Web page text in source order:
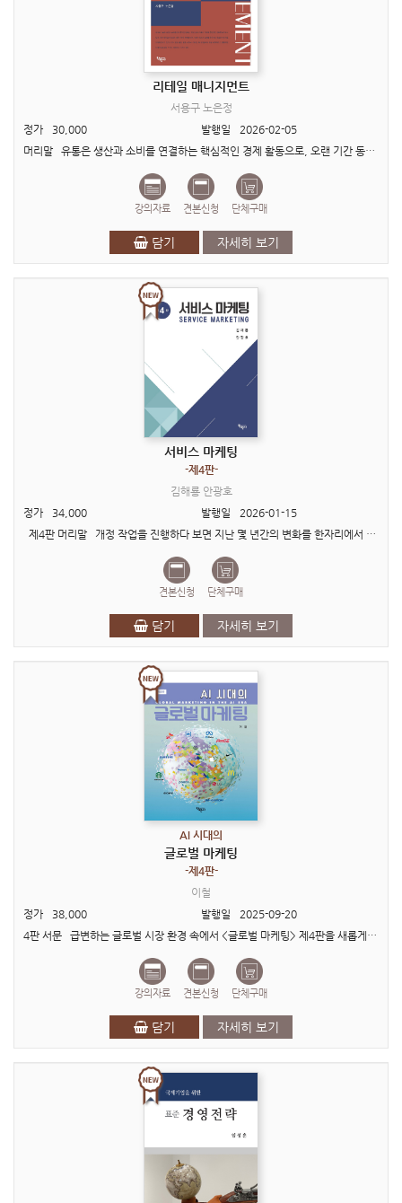
리테일 매니지먼트
서용구 노은정
정가
30,000 발행일
2026-02-05
머리말 유통은 생산과 소비를 연결하는 핵심적인 경제 활동으로, 오랜 기간 동안 B2B, B2C 경제의 기반 역할을 수행해 왔습니다. 그러나 최근 디지털 기술의 발전과 소비 환경의 급격한 변화는 ..
강의자료 견본신청 단체구매
담기 자세히 보기
서비스 마케팅
-제4판-
김해룡 안광호
정가
34,000 발행일
2026-01-15
제4판 머리말 개정 작업을 진행하다 보면 지난 몇 년간의 변화를 한자리에서 돌아보는 소중한 기회를 갖게 된다. 마주해보니 지난 <3판>에서 다루었던 디지털 환경변화가 무색할..
견본신청 단체구매
담기 자세히 보기
AI 시대의
글로벌 마케팅
-제4판-
이철
정가
38,000 발행일
2025-09-20
4판 서문 급변하는 글로벌 시장 환경 속에서 <글로벌 마케팅> 제4판을 새롭게 선보이게 되어 매우 기쁩니다. 2020년 제3판을 출간한 이후, 우리는 전례 없는 변화의 시대를 경험했습니다. ..
강의자료 견본신청 단체구매
담기 자세히 보기